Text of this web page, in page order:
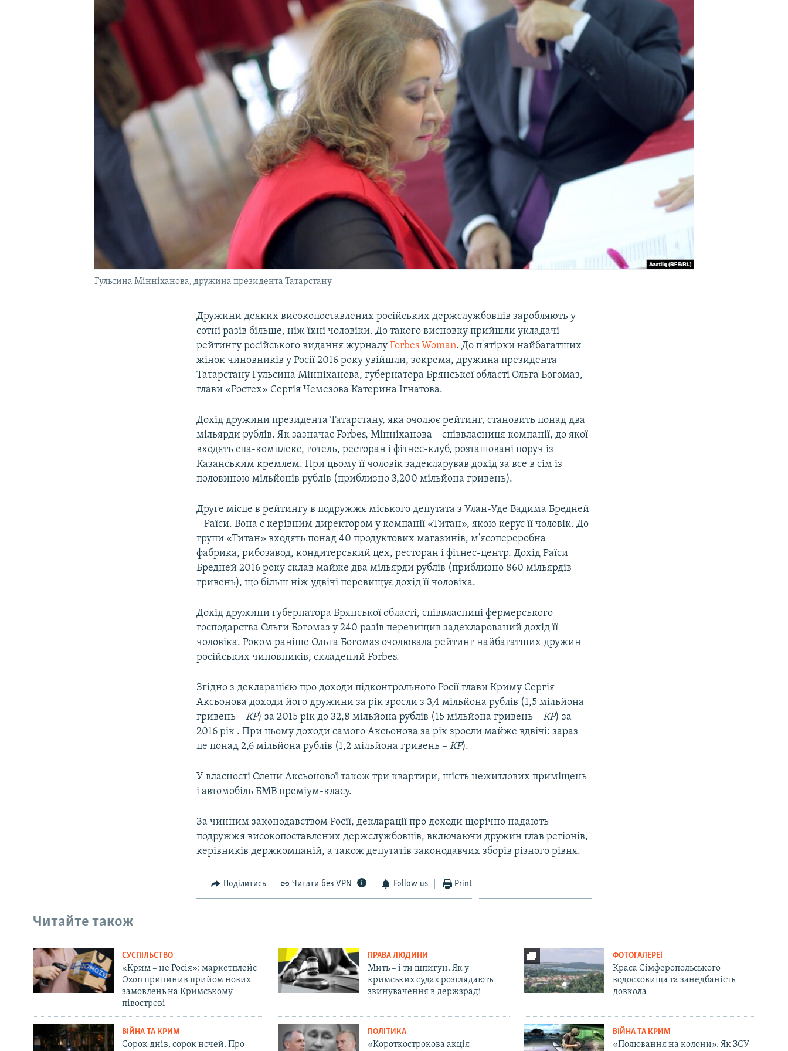
УКРАЇНСЬКА ПРОБЛЕМА КРИМУ
Гульсина Мінніханова, дружина президента Татарстану
Дружини деяких високопоставлених російських держслужбовців заробляють у
сотні разів більше, ніж їхні чоловіки. До такого висновку прийшли укладачі
рейтингу російського видання журналуForbes Woman. До п'ятірки найбагатших
жінок чиновників у Росії 2016 року увійшли, зокрема, дружина президента
Татарстану Гульсина Мінніханова, губернатора Брянської області Ольга Богомаз,
глави «Ростех» Сергія Чемезова Катерина Ігнатова.
Дохід дружини президента Татарстану, яка очолює рейтинг, становить понад два
мільярди рублів. Як зазначає Forbes, Мінніханова – співвласниця компанії, до якої
входять спа-комплекс, готель, ресторан і фітнес-клуб, розташовані поруч із
Казанським кремлем. При цьому її чоловік задекларував дохід за все в сім із
половиною мільйонів рублів (приблизно 3,200 мільйона гривень).
Друге місце в рейтингу в подружжя міського депутата з Улан-Уде Вадима Бредней
– Раїси. Вона є керівним директором у компанії «Титан», якою керує її чоловік. До
групи «Титан» входять понад 40 продуктових магазинів, м'ясопереробна
фабрика, рибозавод, кондитерський цех, ресторан і фітнес-центр. Дохід Раїси
Бредней 2016 року склав майже два мільярди рублів (приблизно 860 мільярдів
гривень), що більш ніж удвічі перевищує дохід її чоловіка.
Дохід дружини губернатора Брянської області, співвласниці фермерського
господарства Ольги Богомаз у 240 разів перевищив задекларований дохід її
чоловіка. Роком раніше Ольга Богомаз очолювала рейтинг найбагатших дружин
російських чиновників, складений Forbes.
Згідно з декларацією про доходи підконтрольного Росії глави Криму Сергія
Аксьонова доходи його дружини за рік зросли з 3,4 мільйона рублів (1,5 мільйона
гривень –КР) за 2015 рік до 32,8 мільйона рублів (15 мільйона гривень –КР) за
2016 рік . При цьому доходи самого Аксьонова за рік зросли майже вдвічі: зараз
це понад 2,6 мільйона рублів (1,2 мільйона гривень –КР).
У власності Олени Аксьонової також три квартири, шість нежитлових приміщень
і автомобіль БМВ преміум-класу.
За чинним законодавством Росії, декларації про доходи щорічно надають
подружжя високопоставлених держслужбовців, включаючи дружин глав регіонів,
керівників держкомпаній, а також депутатів законодавчих зборів різного рівня.
Поділитись Читати без VPN Follow us Print
Читайте також
СУСПІЛЬСТВО
«Крим – не Росія»: маркетплейс
Ozon припинив прийом нових
замовлень на Кримському
півострові
ПРАВА ЛЮДИНИ
Мить – і ти шпигун. Як у
кримських судах розглядають
звинувачення в держзраді
ФОТОГАЛЕРЕЇ
Краса Сімферопольського
водосховища та занедбаність
довкола
ВІЙНА ТА КРИМ
Сорок днів, сорок ночей. Про
ПОЛІТИКА
«Короткострокова акція
ВІЙНА ТА КРИМ
«Полювання на колони». Як ЗСУ